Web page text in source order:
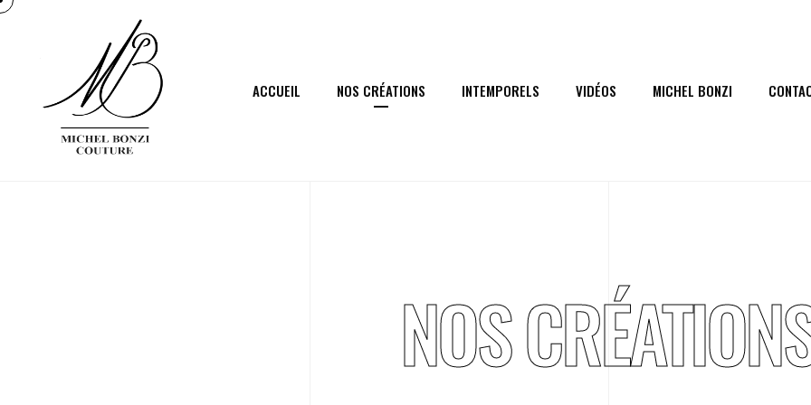
ACCUEIL NOS CRÉATIONS INTEMPORELS VIDÉOS MICHEL BONZI
NOS